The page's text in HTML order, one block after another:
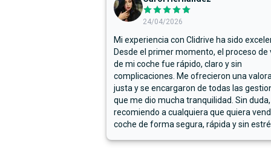
24/04/2026
Mi experiencia con Clidrive ha sido
Desde el primer momento, el proceso de
de mi coche fue rápido, claro y sin
complicaciones. Me ofrecieron una
justa y se encargaron de todas las
que me dio mucha tranquilidad. Sin
recomiendo a cualquiera que quiera
coche de forma segura, rápida y sin